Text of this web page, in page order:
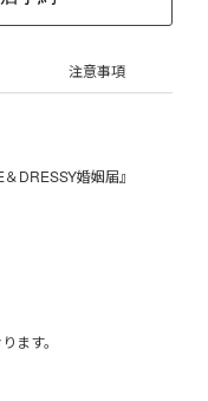
注意事項
DRESSY婚姻届』
ます。